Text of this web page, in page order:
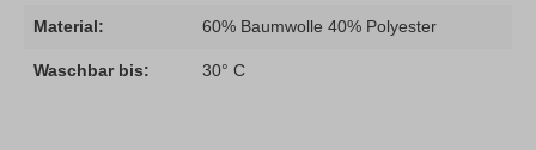
Material: 60% Baumwolle 40% Polyester
Waschbar bis: 30° C